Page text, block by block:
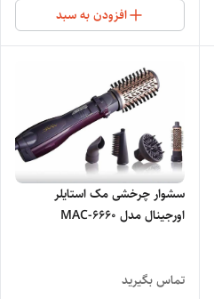
افزودن به سبد
سشوار چرخشی مک استایلر
اورجینال مدل MAC-6660
تماس بگیرید